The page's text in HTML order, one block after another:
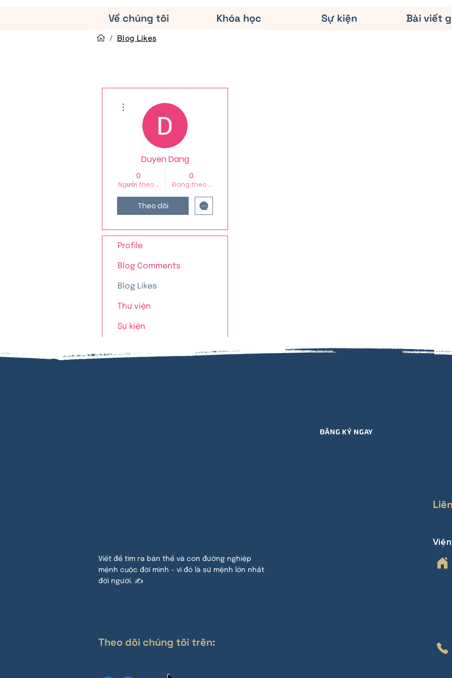
Về chúng tôi Khóa học Sự kiện Bài viết
/ Blog Likes
Duyen Dang
0
Người theo dõi
0
Đang theo dõi
Theo dõi
Profile
Blog Comments
Blog Likes
Thư viện
Sự kiện
ĐĂNG KÝ NGAY
Viết để tìm ra bản thế và con đường nghiệp
mệnh cuộc đời mình - vì đó là sứ mệnh lớn nhất
đời người. ✍
Theo dõi chúng tôi trên: